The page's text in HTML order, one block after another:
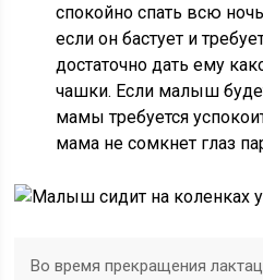
спокойно спать всю
если он бастует и
достаточно дать ему
чашки. Если малыш
мамы требуется
мама не сомкнет глаз
Во время прекращения